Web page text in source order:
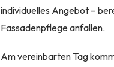
individuelles Angebot –
Fassadenpflege anfallen.
Am vereinbarten Tag